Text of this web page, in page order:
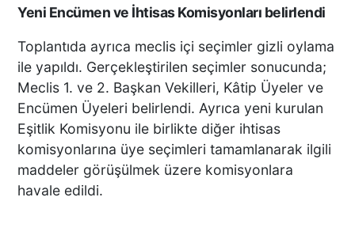
Yeni Encümen ve İhtisas Komisyonları belirlendi
Toplantıda ayrıca meclis içi seçimler gizli oylama
ile yapıldı. Gerçekleştirilen seçimler sonucunda;
Meclis 1. ve 2. Başkan Vekilleri, Kâtip Üyeler ve
Encümen Üyeleri belirlendi. Ayrıca yeni kurulan
Eşitlik Komisyonu ile birlikte diğer ihtisas
komisyonlarına üye seçimleri tamamlanarak ilgili
maddeler görüşülmek üzere komisyonlara
havale edildi.